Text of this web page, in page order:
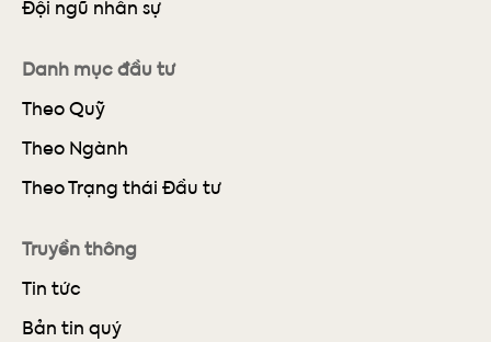
Đội ngũ nhân sự
Danh mục đầu tư
Theo Quỹ
Theo Ngành
Theo Trạng thái Đầu tư
Truyền thông
Tin tức
Bản tin quý